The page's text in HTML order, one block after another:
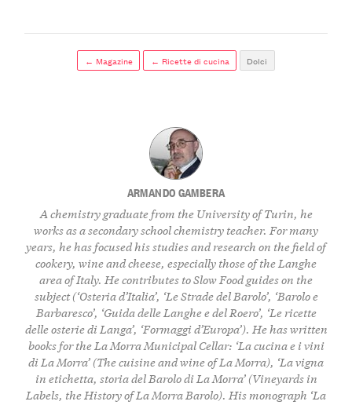
← Magazine ← Ricette di cucina Dolci
ARMANDO GAMBERA
A chemistry graduate from the University of Turin, he
works as a secondary school chemistry teacher. For many
years, he has focused his studies and research on the field of
cookery, wine and cheese, especially those of the Langhe
area of Italy. He contributes to Slow Food guides on the
subject (‘Osteria d’Italia’, ‘Le Strade del Barolo’, ‘Barolo e
Barbaresco’, ‘Guida delle Langhe e del Roero’, ‘Le ricette
delle osterie di Langa’, ‘Formaggi d’Europa’). He has written
books for the La Morra Municipal Cellar: ‘La cucina e i vini
di La Morra’ (The cuisine and wine of La Morra), ‘La vigna
in etichetta, storia del Barolo di La Morra’ (Vineyards in
Labels, the History of La Morra Barolo). His monograph ‘La